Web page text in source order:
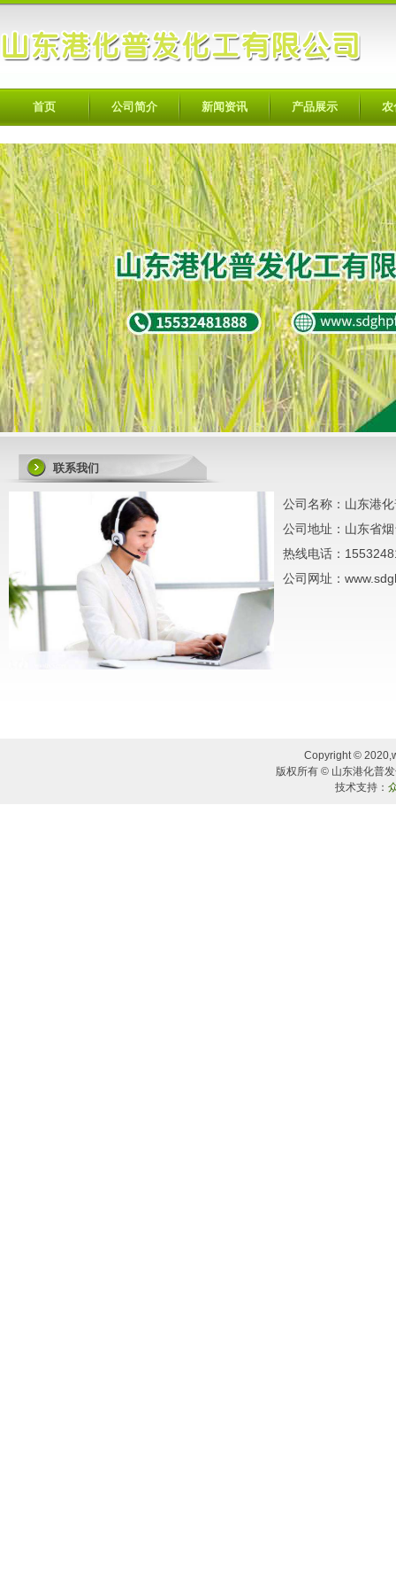
首页 公司简介 新闻资讯 产品展示 农
联系我们
公司名称：山东港
公司地址：山东省
热线电话：
公司网址：
Copyright ©
版权所有 © 山东港化普
技术支持：